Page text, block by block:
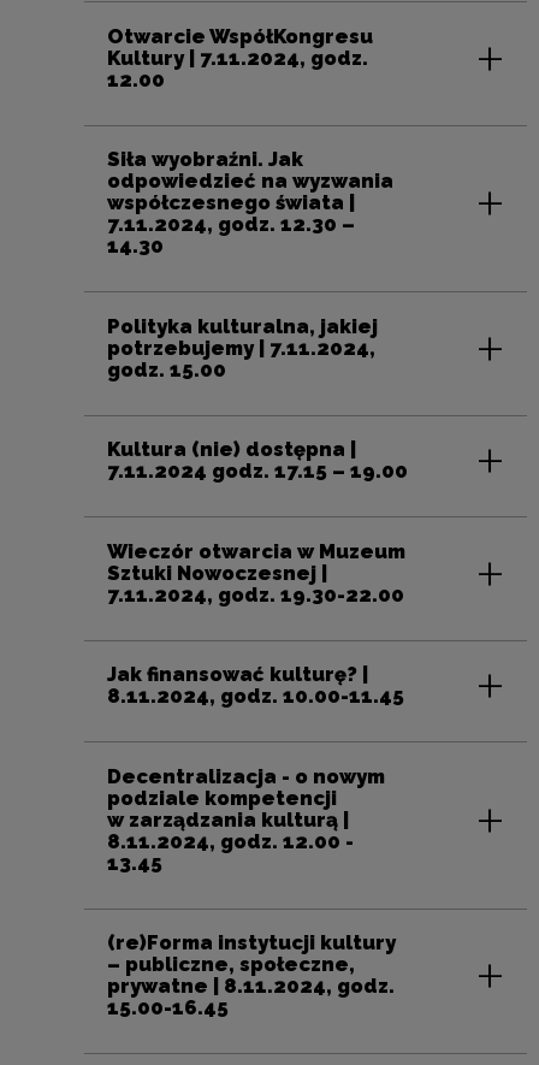
Otwarcie WspółKongresu
Kultury | 7.11.2024, godz.
12.00
Siła wyobraźni. Jak
odpowiedzieć na wyzwania
współczesnego świata |
7.11.2024, godz. 12.30 –
14.30
Polityka kulturalna, jakiej
potrzebujemy | 7.11.2024,
godz. 15.00
Kultura (nie) dostępna |
7.11.2024 godz. 17.15 – 19.00
Wieczór otwarcia w Muzeum
Sztuki Nowoczesnej |
7.11.2024, godz. 19.30-22.00
Jak finansować kulturę? |
8.11.2024, godz. 10.00-11.45
Decentralizacja - o nowym
podziale kompetencji
w zarządzania kulturą |
8.11.2024, godz. 12.00 -
13.45
(re)Forma instytucji kultury
– publiczne, społeczne,
prywatne | 8.11.2024, godz.
15.00-16.45